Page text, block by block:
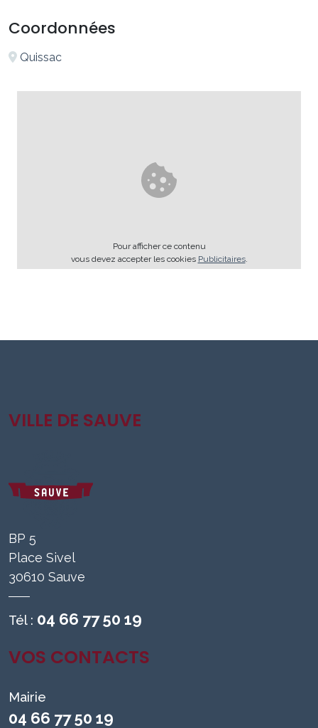
Coordonnées
Quissac
Pour afficher ce contenu
vous devez accepter les cookies Publicitaires.
VILLE DE SAUVE
BP 5
Place Sivel
30610 Sauve
Tél : 04 66 77 50 19
VOS CONTACTS
Mairie
04 66 77 50 19